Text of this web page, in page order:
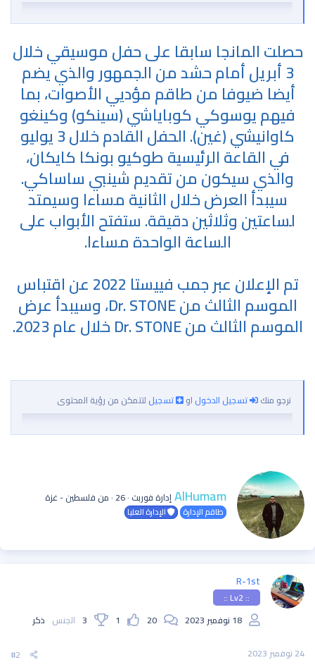
حصلت المانجا سابقا على حفل موسيقي خلال
3 أبريل أمام حشد من الجمهور والذي يضم
أيضا ضيوفا من طاقم مؤديي الأصوات، بما
فيهم يوسوكي كوباياشي (سينكو) وكينغو
كاوانيشي (غين). الحفل القادم خلال 3 يوليو
في القاعة الرئيسية طوكيو بونكا كايكان،
والذي سيكون من تقديم شينبي ساساكي.
سيبدأ العرض خلال الثانية مساءا وسيمتد
لساعتين وثلاثين دقيقة. ستفتح الأبواب على
الساعة الواحدة مساءا.
تم الإعلان عبر جمب فييستا 2022 عن اقتباس
الموسم الثالث من Dr. STONE، وسيبدأ عرض
الموسم الثالث من Dr. STONE خلال عام 2023.
نرجو منك تسجيل الدخول او تسجيل لتتمكن من رؤية المحتوى
ك
ت
ب
ا
AlHumamإدارة فوربت ·
·من فلسطين - غزة
طاقم الإدارة الإدارة العليا
R-1st
:: Lv2 ::
18 نوفمبر 2023
20
1
3 الجنس ذكر
24 نوفمبر 2023 #2